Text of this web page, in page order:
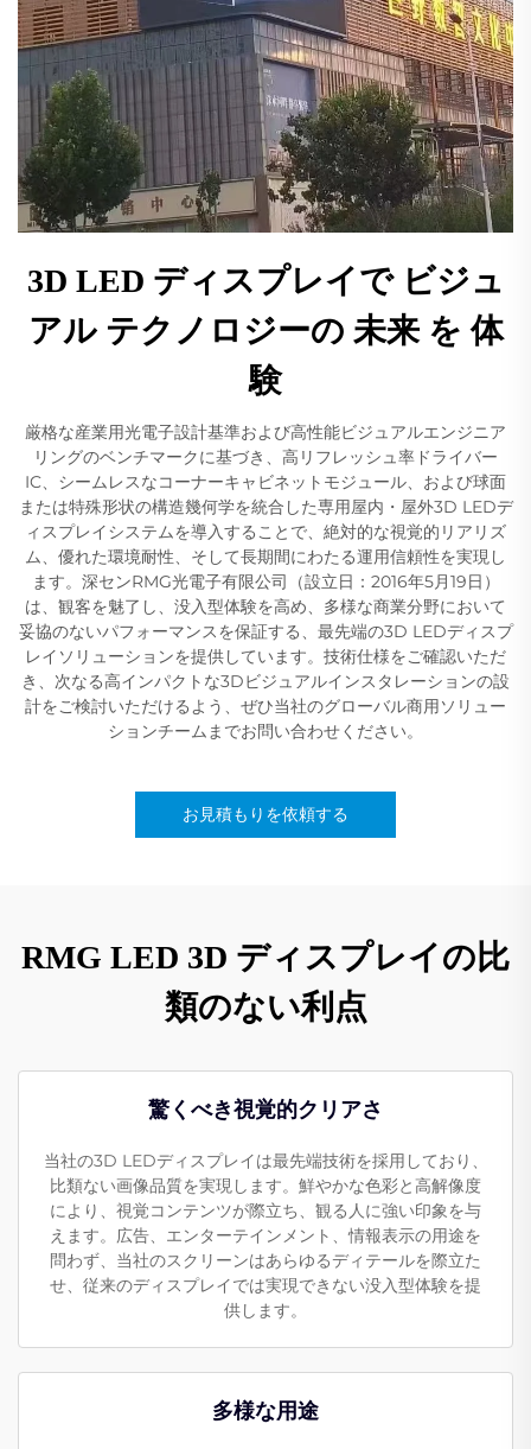
3D LED ディスプレイで ビジュ
アル テクノロジーの 未来 を 体
験
厳格な産業用光電子設計基準および高性能ビジュアルエンジニア
リングのベンチマークに基づき、高リフレッシュ率ドライバー
IC、シームレスなコーナーキャビネットモジュール、および球面
または特殊形状の構造幾何学を統合した専用屋内・屋外3D LEDデ
ィスプレイシステムを導入することで、絶対的な視覚的リアリズ
ム、優れた環境耐性、そして長期間にわたる運用信頼性を実現し
ます。深センRMG光電子有限公司（設立日：2016年5月19日）
は、観客を魅了し、没入型体験を高め、多様な商業分野において
妥協のないパフォーマンスを保証する、最先端の3D LEDディスプ
レイソリューションを提供しています。技術仕様をご確認いただ
き、次なる高インパクトな3Dビジュアルインスタレーションの設
計をご検討いただけるよう、ぜひ当社のグローバル商用ソリュー
ションチームまでお問い合わせください。
お見積もりを依頼する
RMG LED 3D ディスプレイの比
類のない利点
驚くべき視覚的クリアさ
当社の3D LEDディスプレイは最先端技術を採用しており、
比類ない画像品質を実現します。鮮やかな色彩と高解像度
により、視覚コンテンツが際立ち、観る人に強い印象を与
えます。広告、エンターテインメント、情報表示の用途を
問わず、当社のスクリーンはあらゆるディテールを際立た
せ、従来のディスプレイでは実現できない没入型体験を提
供します。
多様な用途